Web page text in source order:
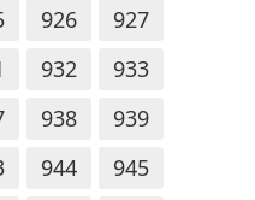
926
927
932
933
938
939
944
945